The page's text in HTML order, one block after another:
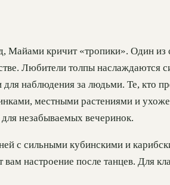
Майами кричит «тропики». Один
Любители толпы
наблюдения за людьми. Те, кто
местными растениями и
незабываемых вечеринок.
с сильными кубинскими и
настроение после танцев. Для